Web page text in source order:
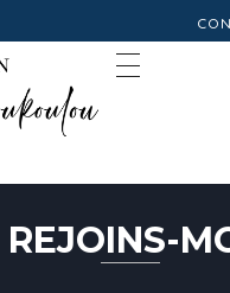
REJOINS-